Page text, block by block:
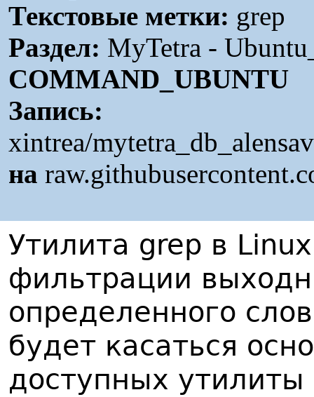
Текстовые метки: grep
Раздел: MyTetra -
COMMAND_UBUNTU
Запись:
xintrea/
на
Утилита grep в
фильтрации
определенного
будет касаться
доступных утилиты